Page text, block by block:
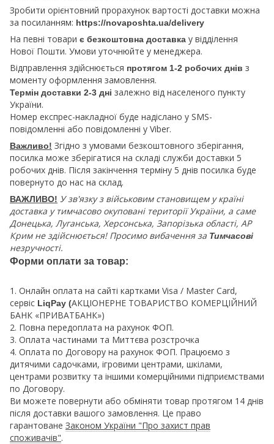
Зробити орієнтовний прорахунок вартості доставки можна
за посиланням: https://novaposhta.ua/delivery
На певні товари є безкоштовна доставка у відділення
Нової Пошти. Умови уточнюйте у менеджера.
Відправлення здійснюється протягом 1-2 робочих днів з
моменту оформлення замовлення.
Термін доставки 2-3 дні залежно від населеного пункту
України.
Номер експрес-накладної буде надіслано у SMS-
повідомленні або повідомленні у Viber.
Важливо! Згідно з умовами безкоштовного зберігання,
посилка може зберігатися на складі служби доставки 5
робочих днів. Після закінчення терміну 5 днів посилка буде
повернуто до нас на склад.
ВАЖЛИВО! У зв'язку з військовим становищем у країні
доставка у тимчасово окуповані території України, а саме
Донецька, Луганська, Херсонська, Запорізька області, АР
Крим не здійснюється! Просимо вибачення за Тимчасові
незручності.
Форми оплати за товар:
1. Онлайн оплата на сайті картками Visa / Master Card,
сервіс LiqPay (АКЦІОНЕРНЕ ТОВАРИСТВО КОМЕРЦІЙНИЙ
БАНК «ПРИВАТБАНК»)
2. Повна передоплата на рахунок ФОП.
3. Оплата частинами та Миттєва розстрочка
4. Оплата по Договору на рахунок ФОП. Працюємо з
дитячими садочками, ігровими центрами, шкілами,
центрами розвитку та іншими комерційними підприємствами
по Договору.
Ви можете повернути або обміняти товар протягом 14 днів
після доставки вашого замовлення. Це право
гарантоване Законом України "Про захист прав
споживачів".